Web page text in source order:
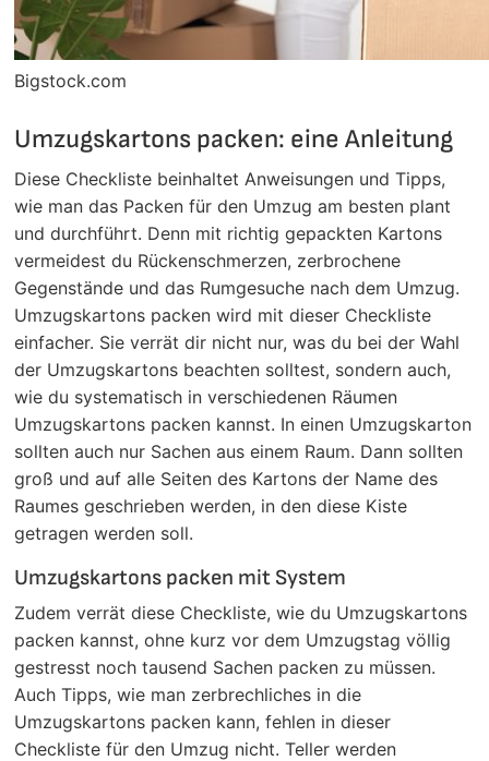
Bigstock.com
Umzugskartons packen: eine Anleitung
Diese Checkliste beinhaltet Anweisungen und Tipps,
wie man das Packen für den Umzug am besten plant
und durchführt. Denn mit richtig gepackten Kartons
vermeidest du Rückenschmerzen, zerbrochene
Gegenstände und das Rumgesuche nach dem Umzug.
Umzugskartons packen wird mit dieser Checkliste
einfacher. Sie verrät dir nicht nur, was du bei der Wahl
der Umzugskartons beachten solltest, sondern auch,
wie du systematisch in verschiedenen Räumen
Umzugskartons packen kannst. In einen Umzugskarton
sollten auch nur Sachen aus einem Raum. Dann sollten
groß und auf alle Seiten des Kartons der Name des
Raumes geschrieben werden, in den diese Kiste
getragen werden soll.
Umzugskartons packen mit System
Zudem verrät diese Checkliste, wie du Umzugskartons
packen kannst, ohne kurz vor dem Umzugstag völlig
gestresst noch tausend Sachen packen zu müssen.
Auch Tipps, wie man zerbrechliches in die
Umzugskartons packen kann, fehlen in dieser
Checkliste für den Umzug nicht. Teller werden